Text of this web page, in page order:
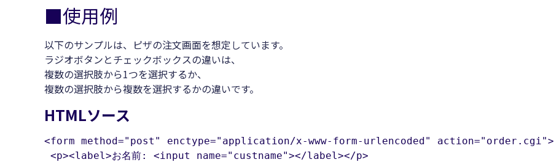
■使用例
以下のサンプルは、ピザの注文画面を想定しています。
ラジオボタンとチェックボックスの違いは、
複数の選択肢から1つを選択するか、
複数の選択肢から複数を選択するかの違いです。
HTMLソース
<form method="post" enctype="application/x-www-form-urlencoded" action="order.cgi">
<p><label>お名前: <input name="custname"></label></p>